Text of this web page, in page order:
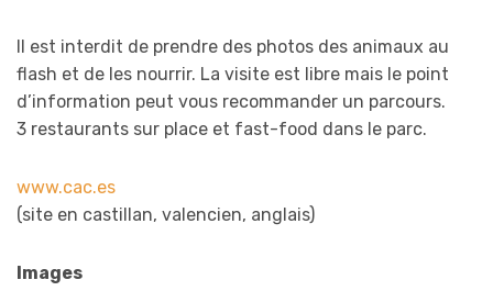
Il est interdit de prendre des photos des animaux au
flash et de les nourrir. La visite est libre mais le point
d’information peut vous recommander un parcours.
3 restaurants sur place et fast-food dans le parc.
www.cac.es
(site en castillan, valencien, anglais)
Images